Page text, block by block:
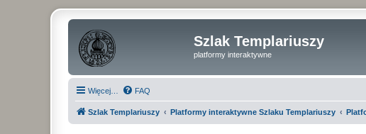
Szlak Templariuszy
platformy interaktywne
Więcej… FAQ
Szlak Templariuszy Platformy interaktywne Szlaku Templariuszy